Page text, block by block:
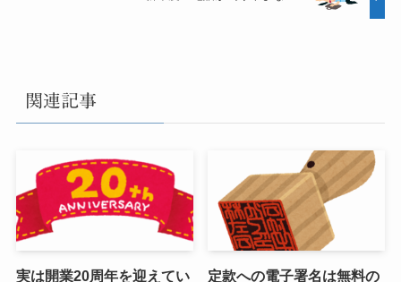
関連記事
実は開業20周年を迎えてい
定款への電子署名は無料の